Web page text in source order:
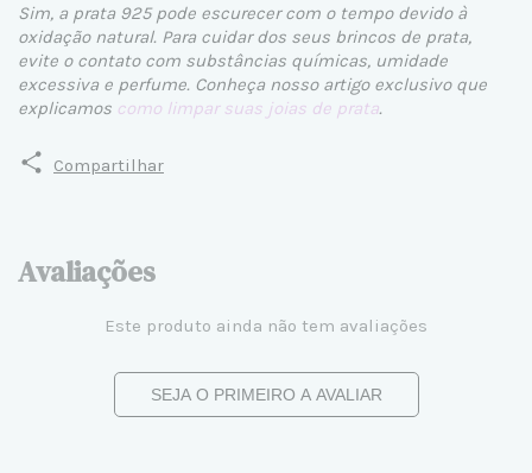
Sim, a prata 925 pode escurecer com o tempo devido à
oxidação natural. Para cuidar dos seus brincos de prata,
evite o contato com substâncias químicas, umidade
excessiva e perfume. Conheça nosso artigo exclusivo que
explicamos como limpar suas joias de prata.
Compartilhar
Avaliações
Este produto ainda não tem avaliações
SEJA O PRIMEIRO A AVALIAR